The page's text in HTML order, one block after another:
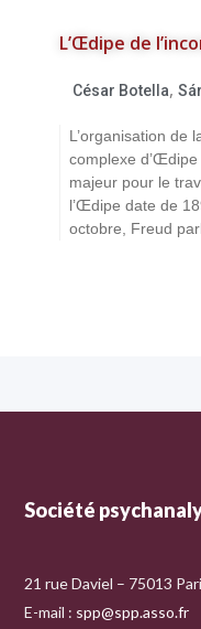
L’Œdipe de
César Botella,
L’organisation de
complexe
majeur pour le
l’Œdipe date de
octobre, Freud
Société
21 rue Daviel – 75013
E-mail : spp@spp.asso.fr